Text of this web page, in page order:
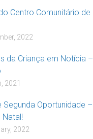
Centro Comunitário de
2022
da Criança em Notícia –
2021
Segunda Oportunidade –
Natal!
2022